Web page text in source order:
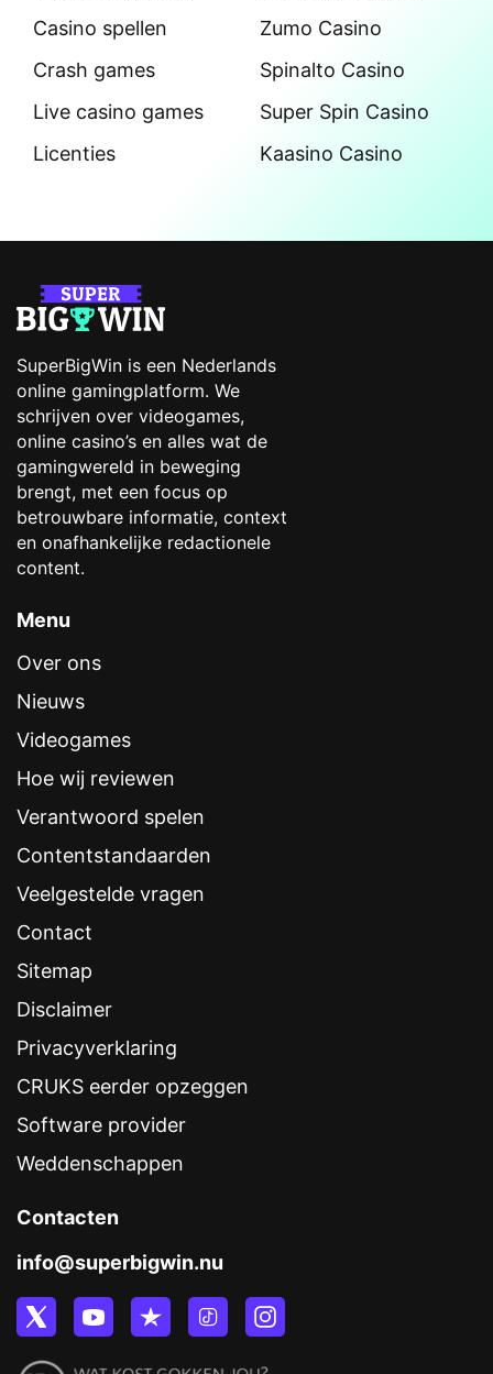
Casino spellen
Crash games
Live casino games
Licenties
Zumo Casino
Spinalto Casino
Super Spin Casino
Kaasino Casino
SuperBigWin is een Nederlands
online gamingplatform. We
schrijven over videogames,
online casino’s en alles wat de
gamingwereld in beweging
brengt, met een focus op
betrouwbare informatie, context
en onafhankelijke redactionele
content.
Menu
Over ons
Nieuws
Videogames
Hoe wij reviewen
Verantwoord spelen
Contentstandaarden
Veelgestelde vragen
Contact
Sitemap
Disclaimer
Privacyverklaring
CRUKS eerder opzeggen
Software provider
Weddenschappen
Contacten
info@superbigwin.nu